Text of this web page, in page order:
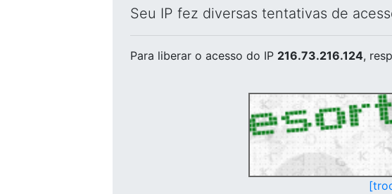
Seu IP fez diversas tentativas de
Para liberar o acesso do IP 216.73.216.124,